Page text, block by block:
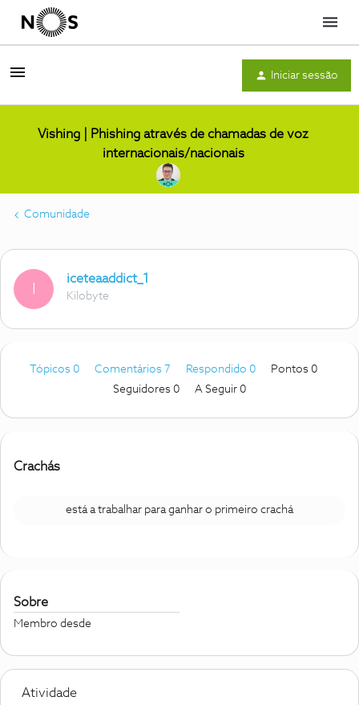
Menu
Iniciar sessão
Vishing | Phishing através de chamadas de voz
internacionais/nacionais
Comunidade
iceteaaddict_1
Kilobyte
Tópicos 0 Comentários 7 Respondido 0
Pontos 0
Seguidores 0 A Seguir 0
Crachás
está a trabalhar para ganhar o primeiro crachá
Sobre
Membro desde
Atividade